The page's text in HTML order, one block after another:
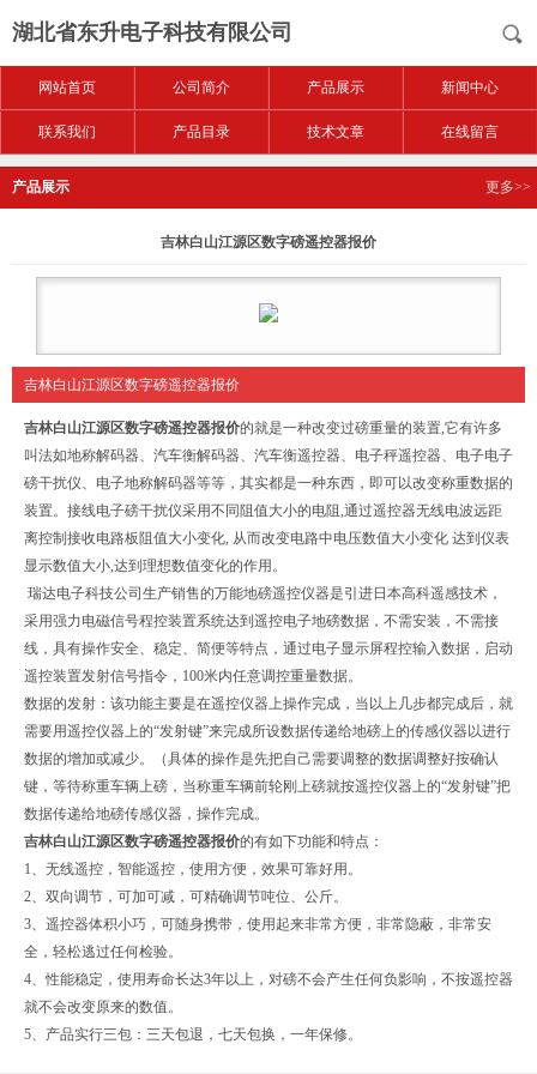
湖北省东升电子科技有限公司
网站首页 公司简介 产品展示 新闻中心
联系我们 产品目录 技术文章 在线留言
产品展示 更多>>
吉林白山江源区数字磅遥控器报价
吉林白山江源区数字磅遥控器报价
吉林白山江源区数字磅遥控器报价的就是一种改变过磅重量的装置,它有许多
叫法如地称解码器、汽车衡解码器、汽车衡遥控器、电子秤遥控器、电子电子
磅干扰仪、电子地称解码器等等，其实都是一种东西，即可以改变称重数据的
装置。接线电子磅干扰仪采用不同阻值大小的电阻,通过遥控器无线电波远距
离控制接收电路板阻值大小变化, 从而改变电路中电压数值大小变化 达到仪表
显示数值大小,达到理想数值变化的作用。
瑞达电子科技公司生产销售的万能地磅遥控仪器是引进日本高科遥感技术，
采用强力电磁信号程控装置系统达到遥控电子地磅数据，不需安装，不需接
线，具有操作安全、稳定、简便等特点，通过电子显示屏程控输入数据，启动
遥控装置发射信号指令，100米内任意调控重量数据。
数据的发射：该功能主要是在遥控仪器上操作完成，当以上几步都完成后，就
需要用遥控仪器上的“发射键”来完成所设数据传递给地磅上的传感仪器以进行
数据的增加或减少。（具体的操作是先把自己需要调整的数据调整好按确认
键，等待称重车辆上磅，当称重车辆前轮刚上磅就按遥控仪器上的“发射键”把
数据传递给地磅传感仪器，操作完成。
吉林白山江源区数字磅遥控器报价的有如下功能和特点：
1、无线遥控，智能遥控，使用方便，效果可靠好用。
2、双向调节，可加可减，可精确调节吨位、公斤。
3、遥控器体积小巧，可随身携带，使用起来非常方便，非常隐蔽，非常安
全，轻松逃过任何检验。
4、性能稳定，使用寿命长达3年以上，对磅不会产生任何负影响，不按遥控器
就不会改变原来的数值。
5、产品实行三包：三天包退，七天包换，一年保修。